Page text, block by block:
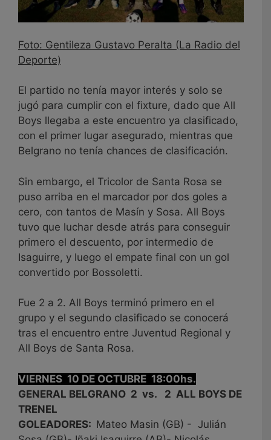
Foto: Gentileza Gustavo Peralta (La Radio del
Deporte)
El partido no tenía mayor interés y solo se
jugó para cumplir con el fixture, dado que All
Boys llegaba a este encuentro ya clasificado,
con el primer lugar asegurado, mientras que
Belgrano no tenía chances de clasificación.
Sin embargo, el Tricolor de Santa Rosa se
puso arriba en el marcador por dos goles a
cero, con tantos de Masín y Sosa. All Boys
tuvo que luchar desde atrás para conseguir
primero el descuento, por intermedio de
Isaguirre, y luego el empate final con un gol
convertido por Bossoletti.
Fue 2 a 2. All Boys terminó primero en el
grupo y el segundo clasificado se conocerá
tras el encuentro entre Juventud Regional y
All Boys de Santa Rosa.
VIERNES 10 DE OCTUBRE 18:00hs.
GENERAL BELGRANO 2 vs. 2 ALL BOYS DE
TRENEL
GOLEADORES: Mateo Masin (GB) - Julián